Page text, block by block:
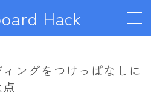
Hack
ングをつけっぱなしに